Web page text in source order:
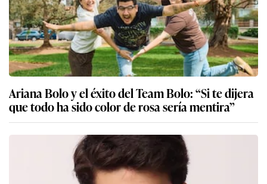
Ariana Bolo y el éxito del Team Bolo: “Si te dijera
que todo ha sido color de rosa sería mentira”